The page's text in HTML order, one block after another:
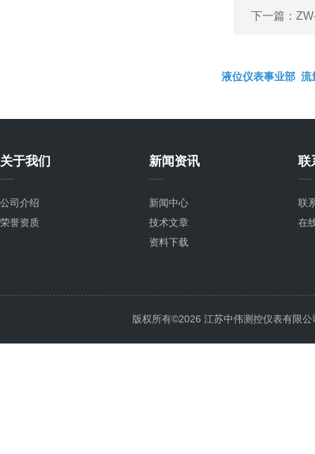
下一篇：
液位仪表事业部 流
关于我们
公司介绍
荣誉资质
新闻资讯
新闻中心
技术文章
资料下载
联
联
在
版权所有©2026 江苏中伟测控仪表有限